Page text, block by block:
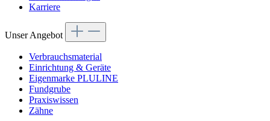
Karriere
Unser Angebot
Verbrauchsmaterial
Einrichtung & Geräte
Eigenmarke PLULINE
Fundgrube
Praxiswissen
Zähne